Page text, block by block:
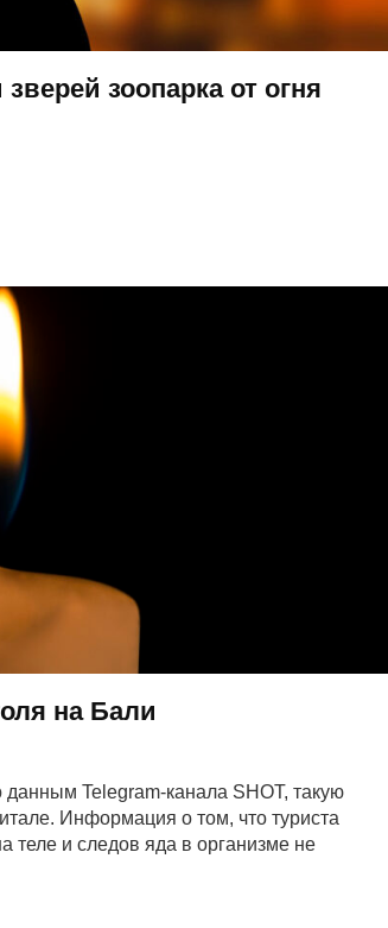
зоопарка от огня
на Бали
Telegram-канала SHOT, такую
Информация о том, что туриста
теле и следов яда в организме не